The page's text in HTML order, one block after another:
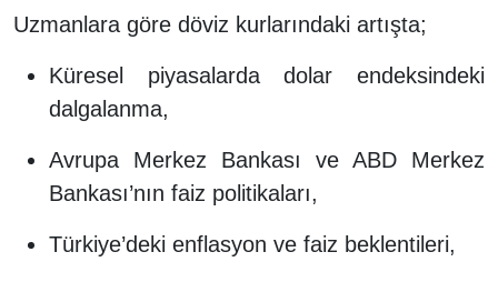
Uzmanlara göre döviz kurlarındaki artışta;
Küresel piyasalarda dolar endeksindeki
dalgalanma,
Avrupa Merkez Bankası ve ABD Merkez
Bankası’nın faiz politikaları,
Türkiye’deki enflasyon ve faiz beklentileri,